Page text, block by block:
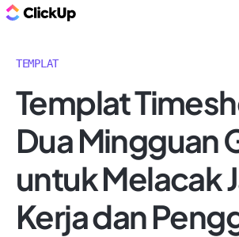
TEMPLAT
Templat
Dua Mingguan
untuk Melacak
Kerja dan